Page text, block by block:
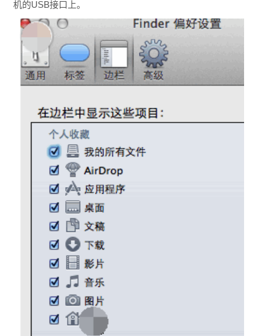
机的USB接口上。